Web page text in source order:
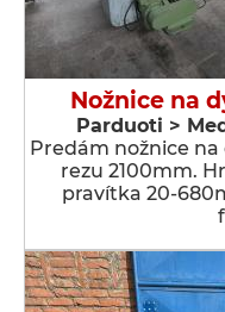
Nožnice na
Parduoti >
Predám nožnice na
rezu 2100mm.
pravítka 20-